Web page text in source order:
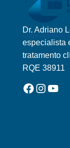
Logo Adriano
Dr. Adriano
especialista
tratamento
RQE 38911
Facebook